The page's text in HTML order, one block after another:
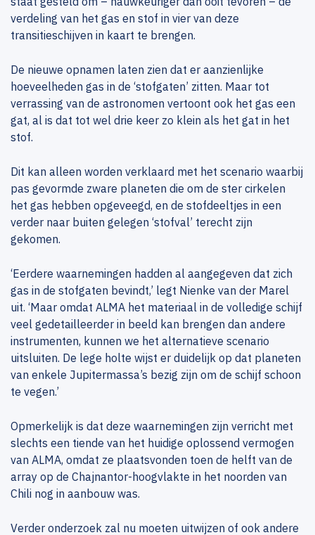
verdeling van het gas en stof in vier van deze
transitieschijven in kaart te brengen.
De nieuwe opnamen laten zien dat er aanzienlijke
hoeveelheden gas in de ‘stofgaten’ zitten. Maar tot
verrassing van de astronomen vertoont ook het gas een
gat, al is dat tot wel drie keer zo klein als het gat in het
stof.
Dit kan alleen worden verklaard met het scenario waarbij
pas gevormde zware planeten die om de ster cirkelen
het gas hebben opgeveegd, en de stofdeeltjes in een
verder naar buiten gelegen ‘stofval’ terecht zijn
gekomen.
‘Eerdere waarnemingen hadden al aangegeven dat zich
gas in de stofgaten bevindt,’ legt Nienke van der Marel
uit. ‘Maar omdat ALMA het materiaal in de volledige schijf
veel gedetailleerder in beeld kan brengen dan andere
instrumenten, kunnen we het alternatieve scenario
uitsluiten. De lege holte wijst er duidelijk op dat planeten
van enkele Jupitermassa’s bezig zijn om de schijf schoon
te vegen.’
Opmerkelijk is dat deze waarnemingen zijn verricht met
slechts een tiende van het huidige oplossend vermogen
van ALMA, omdat ze plaatsvonden toen de helft van de
array op de Chajnantor-hoogvlakte in het noorden van
Chili nog in aanbouw was.
Verder onderzoek zal nu moeten uitwijzen of ook andere